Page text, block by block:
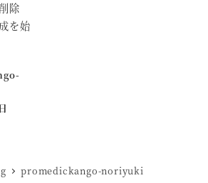
除
を始
promedickango-noriyuki